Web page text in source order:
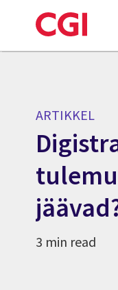
to
ARTIKKEL
3 min read